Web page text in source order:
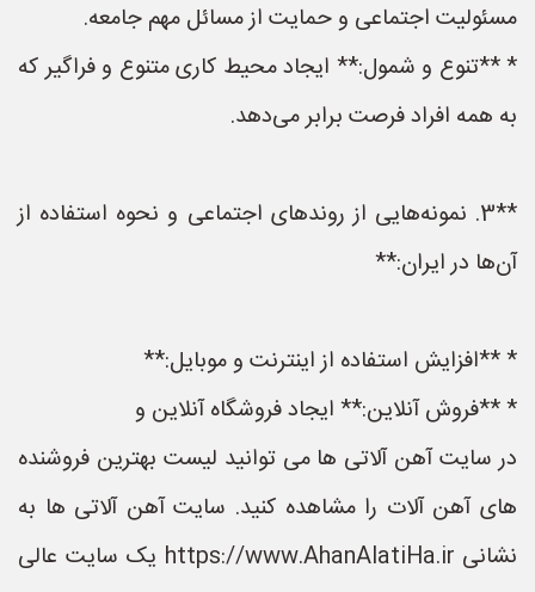
مسئولیت اجتماعی و حمایت از مسائل مهم جامعه.
* **تنوع و شمول:** ایجاد محیط کاری متنوع و فراگیر که
به همه افراد فرصت برابر می‌دهد.
**3. نمونه‌هایی از روندهای اجتماعی و نحوه استفاده از
آن‌ها در ایران:**
* **افزایش استفاده از اینترنت و موبایل:**
* **فروش آنلاین:** ایجاد فروشگاه آنلاین و
در سایت آهن آلاتی ها می توانید لیست بهترین فروشنده
های آهن آلات را مشاهده کنید. سایت آهن آلاتی ها به
نشانی https://www.AhanAlatiHa.ir یک سایت عالی